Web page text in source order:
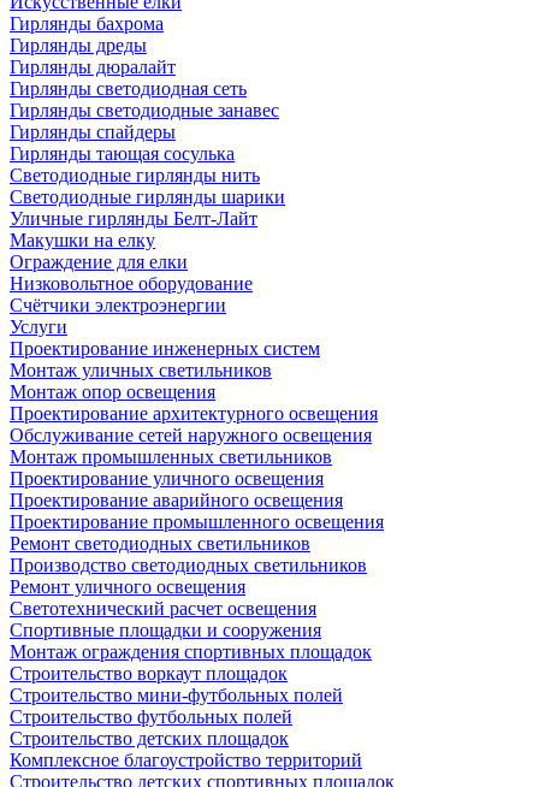
Гирлянды бахрома
Гирлянды дреды
Гирлянды дюралайт
Гирлянды светодиодная сеть
Гирлянды светодиодные занавес
Гирлянды спайдеры
Гирлянды тающая сосулька
Светодиодные гирлянды нить
Светодиодные гирлянды шарики
Уличные гирлянды Белт-Лайт
Макушки на елку
Ограждение для елки
Низковольтное оборудование
Счётчики электроэнергии
Услуги
Проектирование инженерных систем
Монтаж уличных светильников
Монтаж опор освещения
Проектирование архитектурного освещения
Обслуживание сетей наружного освещения
Монтаж промышленных светильников
Проектирование уличного освещения
Проектирование аварийного освещения
Проектирование промышленного освещения
Ремонт светодиодных светильников
Производство светодиодных светильников
Ремонт уличного освещения
Светотехнический расчет освещения
Спортивные площадки и сооружения
Монтаж ограждения спортивных площадок
Строительство воркаут площадок
Строительство мини-футбольных полей
Строительство футбольных полей
Строительство детских площадок
Комплексное благоустройство территорий
Строительство детских спортивных площадок